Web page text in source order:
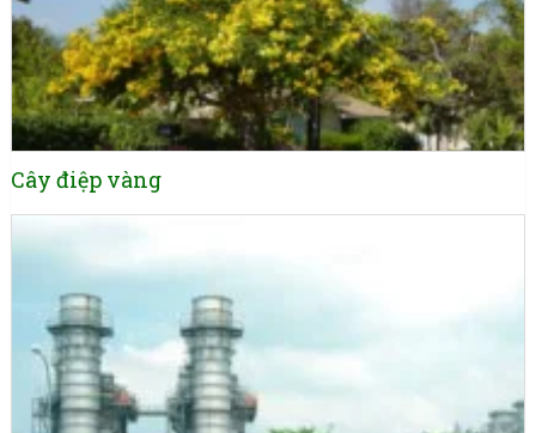
Cây điệp vàng